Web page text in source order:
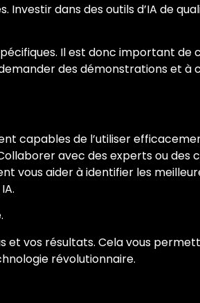
dans des outils d’IA de
Il est donc important de
des démonstrations et à
capables de l’utiliser
avec des experts ou des
vous aider à identifier les
et vos résultats. Cela vous
révolutionnaire.